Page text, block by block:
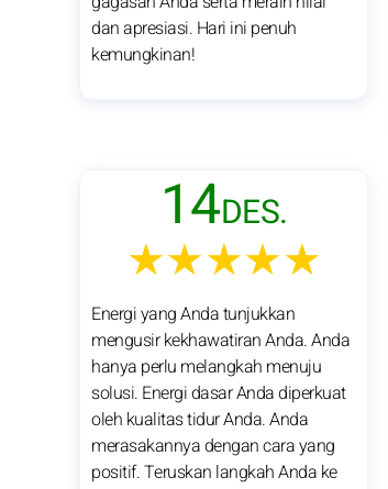
dan apresiasi. Hari ini penuh
kemungkinan!
14DES.
★★★★★
Energi yang Anda tunjukkan
mengusir kekhawatiran Anda. Anda
hanya perlu melangkah menuju
solusi. Energi dasar Anda diperkuat
oleh kualitas tidur Anda. Anda
merasakannya dengan cara yang
positif. Teruskan langkah Anda ke